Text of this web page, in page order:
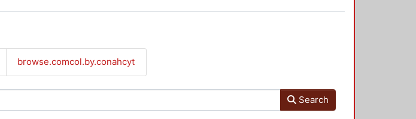
browse.comcol.by.conahcyt
Search